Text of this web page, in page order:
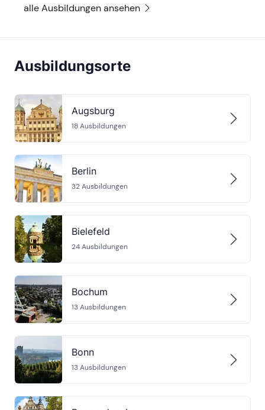
alle Ausbildungen ansehen
Ausbildungsorte
Augsburg
18Ausbildungen
Berlin
32Ausbildungen
Bielefeld
24Ausbildungen
Bochum
13Ausbildungen
Bonn
13Ausbildungen